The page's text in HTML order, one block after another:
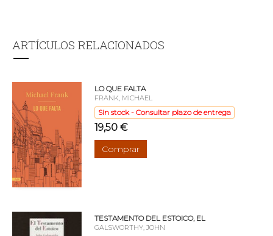
ARTÍCULOS RELACIONADOS
LO QUE FALTA
FRANK, MICHAEL
Sin stock - Consultar plazo de entrega
19,50 €
Comprar
TESTAMENTO DEL ESTOICO, EL
GALSWORTHY, JOHN